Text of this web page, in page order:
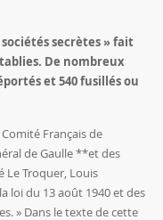
secrètes » fait
De nombreux
et 540 fusillés ou
Français de
de Gaulle **et des
Le Troquer, Louis
loi du 13 août 1940 et des
» Dans le texte de cette